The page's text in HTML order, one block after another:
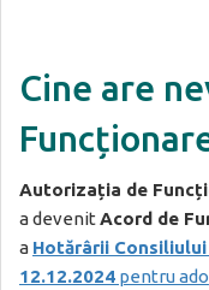
Cine are
Autorizația de
a devenit Acord de
a Hotărârii
12.12.2024 pentru